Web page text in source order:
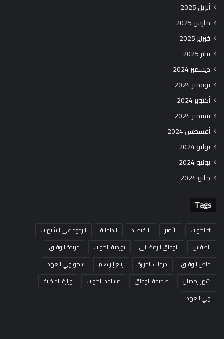
أبريل 2025
مارس 2025
فبراير 2025
يناير 2025
ديسمبر 2024
نوفمبر 2024
أكتوبر 2024
سبتمبر 2024
أغسطس 2024
يوليو 2024
يونيو 2024
مايو 2024
Tags
#الكويت الأمير الاقتصاد الداخلية
الردود على الشبهات
الطقس
الوفاق الرمضاني بورصة الكويت
جريدة الوفاق
خاص الوفاق
درجات الحرارة ربيع إبراهيم
سمو ولي العهد
شهر رمضان
صحيفة الوفاق مساجد الكويت
وزارة الداخلية
ولي العهد